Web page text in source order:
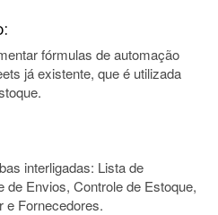
fórmulas de automação
já existente, que é utilizada
interligadas: Lista de
de Envios, Controle de Estoque,
e Fornecedores.